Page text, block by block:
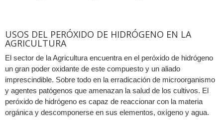
USOS DEL PERÓXIDO DE HIDRÓGENO EN LA
AGRICULTURA
El sector de la Agricultura encuentra en el peróxido de hidrógeno
un gran poder oxidante de este compuesto y un aliado
imprescindible. Sobre todo en la erradicación de microorganismo
y agentes patógenos que amenazan la salud de los cultivos. El
peróxido de hidrógeno es capaz de reaccionar con la materia
orgánica y descomponerse en sus elementos, oxígeno y agua.